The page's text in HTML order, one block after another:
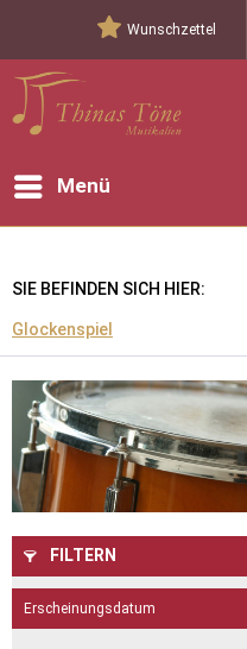
Wunschzettel
Menü
SIE BEFINDEN SICH HIER:
Glockenspiel
FILTERN